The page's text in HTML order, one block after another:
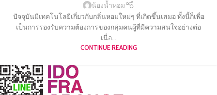
น้องน้ำหอม
ปัจจุบันมีเทคโนโลยีเกี่ยวกับกลิ่นหอมใหม่ๆ ที่เกิดขึ้นเสมอ ทั้งนี้ก็เพื่อ
เป็นการรองรับความต้องการของกลุ่มคนผู้ที่มีความสนใจอย่างต่อ
เนื่อ...
CONTINUE READING